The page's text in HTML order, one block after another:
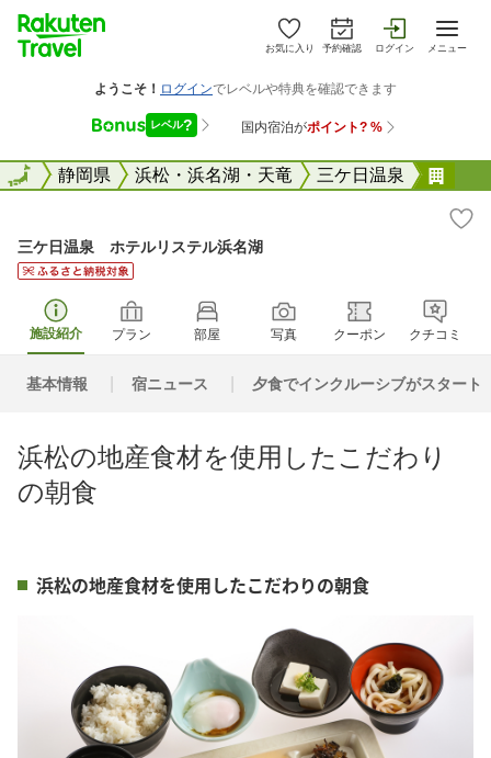
お気に入り 予約確認 ログイン メニュー
全国静岡県 浜松・浜名湖・天竜 三ケ日温泉
全国
三ケ日温泉 ホテルリステル浜名湖
施設紹介 プラン 部屋 写真 クーポン クチコミ
基本情報 宿ニュース 夕食でインクルーシブがスター
浜松の地産食材を使用したこだわり
の朝食
浜松の地産食材を使用したこだわりの朝食